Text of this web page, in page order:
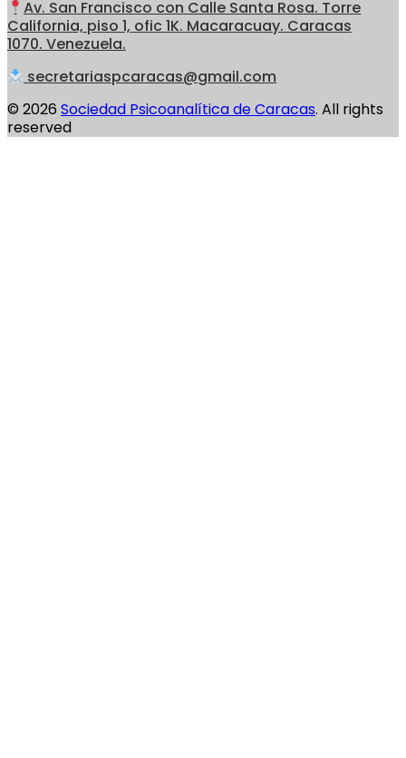
Av. San Francisco con Calle Santa Rosa. Torre
California, piso 1, ofic 1K. Macaracuay. Caracas
1070. Venezuela.
secretariaspcaracas@gmail.com
© 2026 Sociedad Psicoanalítica de Caracas. All rights
reserved